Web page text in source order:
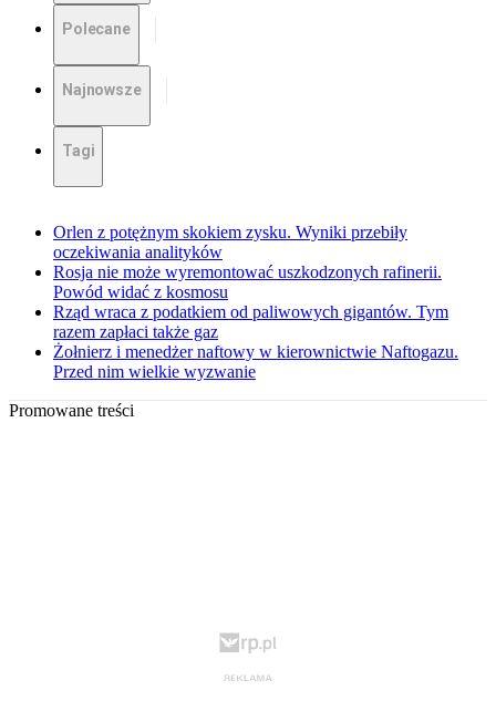
Polecane
Najnowsze
Tagi
Orlen z potężnym skokiem zysku. Wyniki przebiły
oczekiwania analityków
Rosja nie może wyremontować uszkodzonych rafinerii.
Powód widać z kosmosu
Rząd wraca z podatkiem od paliwowych gigantów. Tym
razem zapłaci także gaz
Żołnierz i menedżer naftowy w kierownictwie Naftogazu.
Przed nim wielkie wyzwanie
Promowane treści